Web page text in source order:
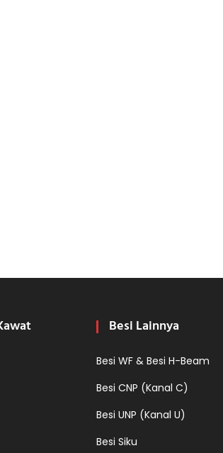
Besi Lainnya
Besi WF & Besi H-Beam
Besi CNP (Kanal C)
Besi UNP (Kanal U)
Besi Siku